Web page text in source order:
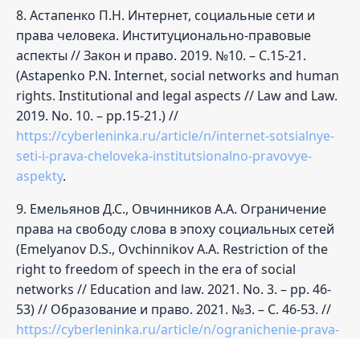
8. Астапенко П.Н. Интернет, социальные сети и
права человека. Институционально-правовые
аспекты // Закон и право. 2019. №10. – С.15-21.
(Astapenko P.N. Internet, social networks and human
rights. Institutional and legal aspects // Law and Law.
2019. No. 10. – pp.15-21.) //
https://cyberleninka.ru/article/n/internet-sotsialnye-
seti-i-prava-cheloveka-institutsionalno-pravovye-
aspekty.
9. Емельянов Д.С., Овчинников А.А. Ограничение
права на свободу слова в эпоху социальных сетей
(Emelyanov D.S., Ovchinnikov A.A. Restriction of the
right to freedom of speech in the era of social
networks // Education and law. 2021. No. 3. – pp. 46-
53) // Образование и право. 2021. №3. – С. 46-53. //
https://cyberleninka.ru/article/n/ogranichenie-prava-